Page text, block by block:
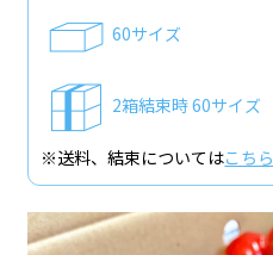
60サイズ
2箱結束時 60サイズ
※送料、結束についてはこちら